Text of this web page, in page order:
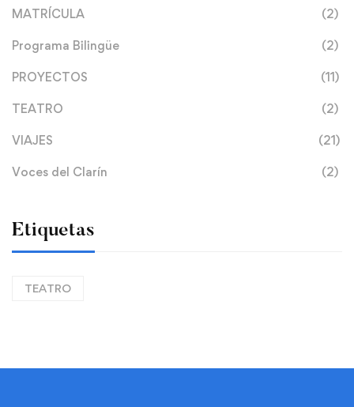
MATRÍCULA (2)
Programa Bilingüe (2)
PROYECTOS (11)
TEATRO (2)
VIAJES (21)
Voces del Clarín (2)
Etiquetas
TEATRO